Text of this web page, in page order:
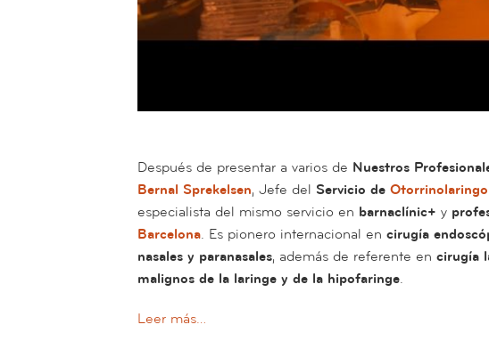
Después de presentar a varios de Nuestros
Bernal Sprekelsen, Jefe del Servicio de
especialista del mismo servicio en barnaclínic+ y
Barcelona. Es pionero internacional en cirugía
nasales y paranasales, además de referente en cirugía
malignos de la laringe y de la hipofaringe.
Leer más…